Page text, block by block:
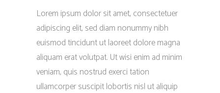
Lorem ipsum dolor sit amet, consectetuer
adipiscing elit, sed diam nonummy nibh
euismod tincidunt ut laoreet dolore magna
aliquam erat volutpat. Ut wisi enim ad minim
veniam, quis nostrud exerci tation
ullamcorper suscipit lobortis nisl ut aliquip